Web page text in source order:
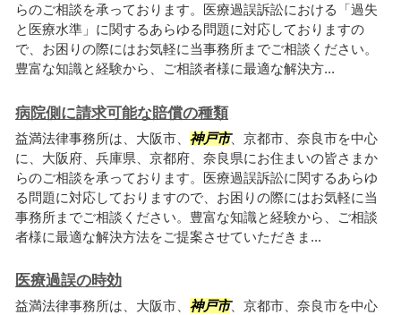
らのご相談を承っております。医療過誤訴訟における「過失
と医療水準」に関するあらゆる問題に対応しておりますの
で、お困りの際にはお気軽に当事務所までご相談ください。
豊富な知識と経験から、ご相談者様に最適な解決方...
病院側に請求可能な賠償の種類
益満法律事務所は、大阪市、 神戸市、京都市、奈良市を中心
に、大阪府、兵庫県、京都府、奈良県にお住まいの皆さまか
らのご相談を承っております。医療過誤訴訟に関するあらゆ
る問題に対応しておりますので、お困りの際にはお気軽に当
事務所までご相談ください。豊富な知識と経験から、ご相談
者様に最適な解決方法をご提案させていただきま...
医療過誤の時効
益満法律事務所は、大阪市、 神戸市、京都市、奈良市を中心